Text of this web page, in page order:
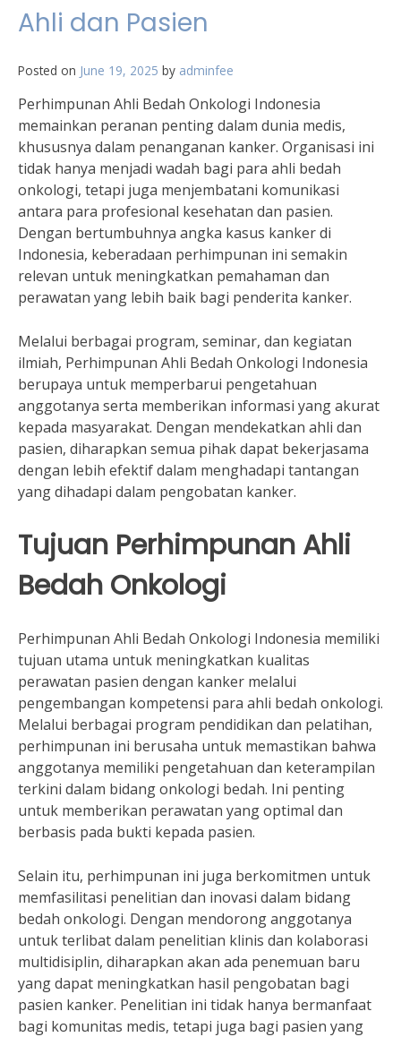
Ahli dan Pasien
Posted on June 19, 2025 by adminfee
Perhimpunan Ahli Bedah Onkologi Indonesia
memainkan peranan penting dalam dunia medis,
khususnya dalam penanganan kanker. Organisasi ini
tidak hanya menjadi wadah bagi para ahli bedah
onkologi, tetapi juga menjembatani komunikasi
antara para profesional kesehatan dan pasien.
Dengan bertumbuhnya angka kasus kanker di
Indonesia, keberadaan perhimpunan ini semakin
relevan untuk meningkatkan pemahaman dan
perawatan yang lebih baik bagi penderita kanker.
Melalui berbagai program, seminar, dan kegiatan
ilmiah, Perhimpunan Ahli Bedah Onkologi Indonesia
berupaya untuk memperbarui pengetahuan
anggotanya serta memberikan informasi yang akurat
kepada masyarakat. Dengan mendekatkan ahli dan
pasien, diharapkan semua pihak dapat bekerjasama
dengan lebih efektif dalam menghadapi tantangan
yang dihadapi dalam pengobatan kanker.
Tujuan Perhimpunan Ahli
Bedah Onkologi
Perhimpunan Ahli Bedah Onkologi Indonesia memiliki
tujuan utama untuk meningkatkan kualitas
perawatan pasien dengan kanker melalui
pengembangan kompetensi para ahli bedah onkologi.
Melalui berbagai program pendidikan dan pelatihan,
perhimpunan ini berusaha untuk memastikan bahwa
anggotanya memiliki pengetahuan dan keterampilan
terkini dalam bidang onkologi bedah. Ini penting
untuk memberikan perawatan yang optimal dan
berbasis pada bukti kepada pasien.
Selain itu, perhimpunan ini juga berkomitmen untuk
memfasilitasi penelitian dan inovasi dalam bidang
bedah onkologi. Dengan mendorong anggotanya
untuk terlibat dalam penelitian klinis dan kolaborasi
multidisiplin, diharapkan akan ada penemuan baru
yang dapat meningkatkan hasil pengobatan bagi
pasien kanker. Penelitian ini tidak hanya bermanfaat
bagi komunitas medis, tetapi juga bagi pasien yang